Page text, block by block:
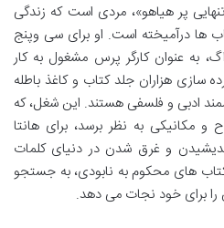
پر هیاهو»، مردی است که زندگی
ها درآمیخته است. او برای سی وپنج
به عنوان کارگر پرس مشغول به کار
سازی هزاران جلد کتاب و کاغذ باطله
ادبی و فلسفی هستند. این شغل، که
مکانیکی به نظر برسد، برای هانتا
و غرق شدن در دنیای کلمات
کتاب های محکوم به نابودی، به جستجو
را برای خود نجات می دهد.